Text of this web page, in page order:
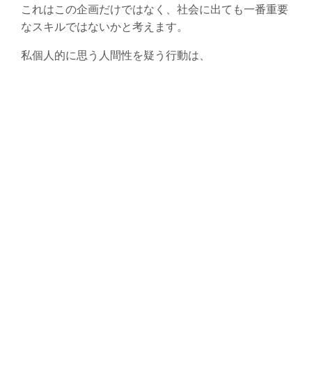
これはこの企画だけではなく、社会に出ても一番重要
なスキルではないかと考えます。
私個人的に思う人間性を疑う行動は、